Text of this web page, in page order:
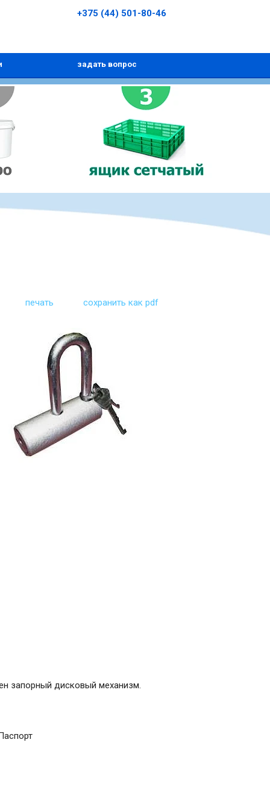
+375 (44) 501-80-46
задать вопрос
печать сохранить как pdf
запорный дисковый механизм.